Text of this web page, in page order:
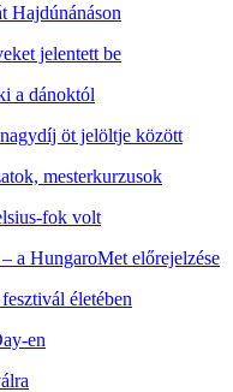
Hajdúnánáson
jelentett be
a dánoktól
öt jelöltje között
mesterkurzusok
fok volt
a HungaroMet előrejelzése
életében
en